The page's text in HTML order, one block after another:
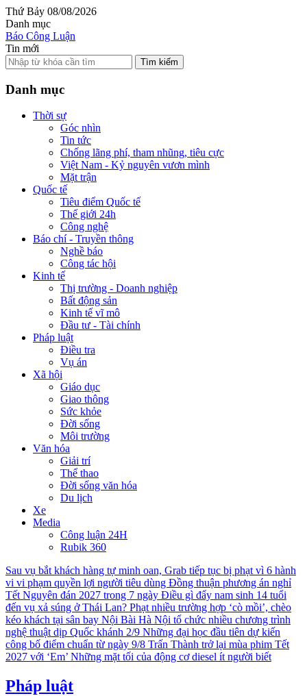
Thứ Bảy 08/08/2026
Danh mục
Báo Công Luận
Tin mới
Tìm kiếm
Danh mục
Thời sự
Góc nhìn
Tin tức
Chống lãng phí, tham nhũng, tiêu cực
Việt Nam - Kỷ nguyên vươn mình
Mặt trận
Quốc tế
Tiêu điểm Quốc tế
Thế giới 24h
Công nghệ
Báo chí - Truyền thông
Nghề báo
Công tác hội
Kinh tế
Thị trường - Doanh nghiệp
Bất động sản
Kinh tế vĩ mô
Đầu tư - Tài chính
Pháp luật
Điều tra
Vụ án
Xã hội
Giáo dục
Giao thông
Sức khỏe
Đời sống
Môi trường
Văn hóa
Giải trí
Thể thao
Đời sống văn hóa
Du lịch
Xe
Media
Công luận 24H
Rubik 360
Sau vụ bắt khách hàng tự minh oan, Grab tiếp tục bị phạt vì 6 hành
vi vi phạm quyền lợi người tiêu dùng Đồng thuận phương án nghỉ
Tết Nguyên đán 2027 trong 7 ngày Điều gì đẩy nam sinh 14 tuổi
đến vụ xả súng ở Thái Lan? Phạt nhiều trường hợp ‘cò mồi’, chèo
kéo khách tại sân bay Nội Bài Hà Nội tổ chức nhiều chương trình
nghệ thuật dịp Quốc khánh 2/9 Những đại học đầu tiên dự kiến
công bố điểm chuẩn từ ngày 9/8 Trấn Thành trở lại mùa phim Tết
2027 với ‘Em’ Những mặt tối của động cơ diesel ít người biết
Pháp luật